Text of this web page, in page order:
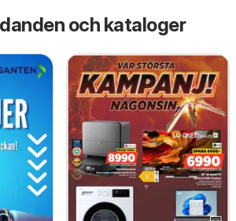
och kataloger